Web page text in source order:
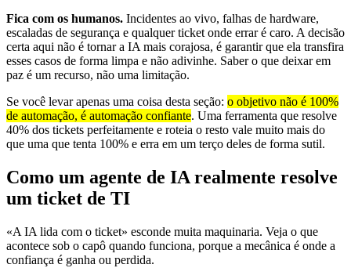
Fica com os humanos. Incidentes ao vivo, falhas de hardware,
escaladas de segurança e qualquer ticket onde errar é caro. A decisão
certa aqui não é tornar a IA mais corajosa, é garantir que ela transfira
esses casos de forma limpa e não adivinhe. Saber o que deixar em
paz é um recurso, não uma limitação.
Se você levar apenas uma coisa desta seção: o objetivo não é 100%
de automação, é automação confiante. Uma ferramenta que resolve
40% dos tickets perfeitamente e roteia o resto vale muito mais do
que uma que tenta 100% e erra em um terço deles de forma sutil.
Como um agente de IA realmente resolve
um ticket de TI
«A IA lida com o ticket» esconde muita maquinaria. Veja o que
acontece sob o capô quando funciona, porque a mecânica é onde a
confiança é ganha ou perdida.